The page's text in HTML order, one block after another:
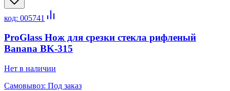
код: 005741
ProGlass Нож для срезки стекла рифленый
Banana BK-315
Нет в наличии
Самовывоз: Под заказ